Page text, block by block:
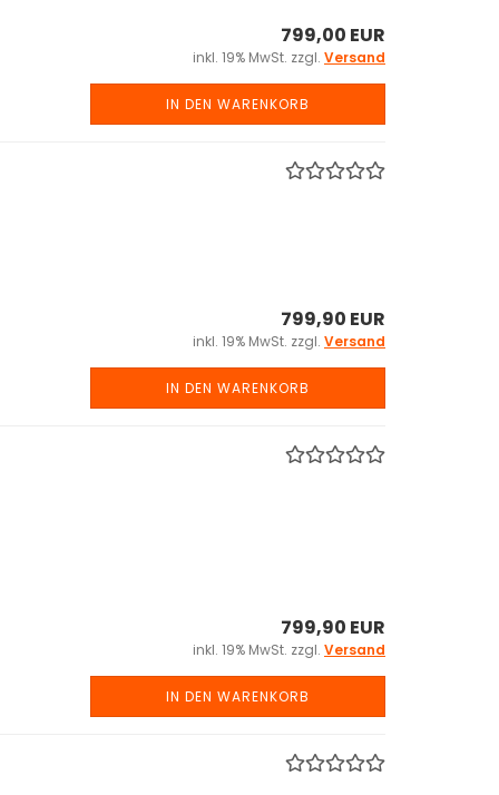
799,00 EUR
inkl. 19% MwSt. zzgl. Versand
IN DEN WARENKORB
799,90 EUR
inkl. 19% MwSt. zzgl. Versand
IN DEN WARENKORB
799,90 EUR
inkl. 19% MwSt. zzgl. Versand
IN DEN WARENKORB